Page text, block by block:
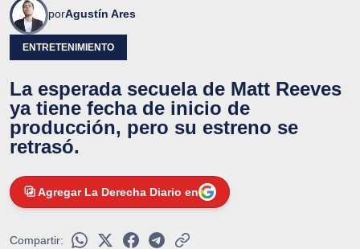
porAgustín Ares
ENTRETENIMIENTO
La esperada secuela de Matt Reeves
ya tiene fecha de inicio de
producción, pero su estreno se
retrasó.
Agregar La Derecha Diario en
Compartir: